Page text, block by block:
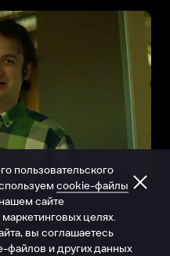
пользовательского
cookie-файлы
сайте
целях.
вы соглашаетесь
файлов и других данных